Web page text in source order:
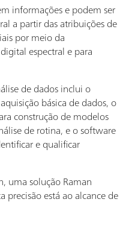
informações e podem ser
a partir das atribuições de
por meio da
espectral e para
de dados inclui o
básica de dados, o
construção de modelos
de rotina, e o software
e qualificar
uma solução Raman
está ao alcance de